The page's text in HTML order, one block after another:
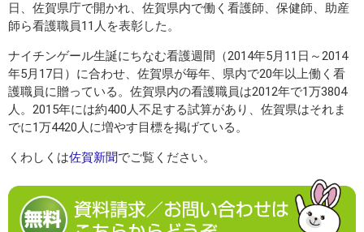
日、佐賀県庁で開かれ、佐賀県内で働く看護師、保健師、助産
師ら看護職員11人を表彰した。
ナイチンゲール生誕にちなむ看護週間（2014年5月11日～2014
年5月17日）に合わせ、佐賀県が毎年、県内で20年以上働く看
護職員に贈っている。佐賀県内の看護職員は2012年で1万3804
人。2015年には約400人不足する試算があり、佐賀県はそれま
でに1万4420人に増やす目標を掲げている。
くわしくは佐賀新聞でご覧ください。